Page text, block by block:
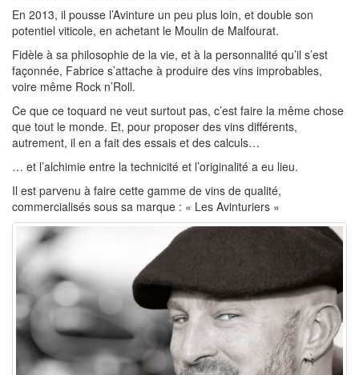
En 2013, il pousse l’Avinture un peu plus loin, et double son
potentiel viticole, en achetant le Moulin de Malfourat.
Fidèle à sa philosophie de la vie, et à la personnalité qu’il s’est
façonnée, Fabrice s’attache à produire des vins improbables,
voire même Rock n’Roll.
Ce que ce toquard ne veut surtout pas, c’est faire la même chose
que tout le monde. Et, pour proposer des vins différents,
autrement, il en a fait des essais et des calculs…
… et l’alchimie entre la technicité et l’originalité a eu lieu.
Il est parvenu à faire cette gamme de vins de qualité,
commercialisés sous sa marque : « Les Avinturiers »